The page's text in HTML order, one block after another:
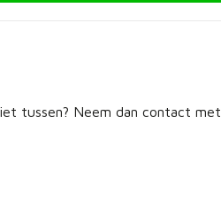
tussen? Neem dan contact met